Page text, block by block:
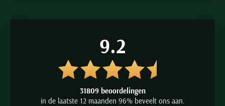
9.2
31809 beoordelingen
in de laatste 12 maanden 96% beveelt ons aan.